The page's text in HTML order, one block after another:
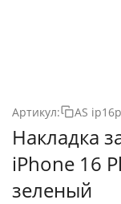
Артикул: AS
Накладка
iPhone 16
зеленый